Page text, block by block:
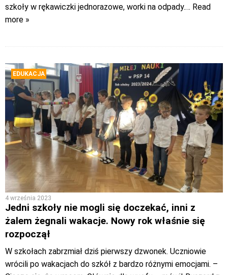
szkoły w rękawiczki jednorazowe, worki na odpady.… Read
more »
EDUKACJA
4 września 2023
Jedni szkoły nie mogli się doczekać, inni z
żalem żegnali wakacje. Nowy rok właśnie się
rozpoczął
W szkołach zabrzmiał dziś pierwszy dzwonek. Uczniowie
wrócili po wakacjach do szkół z bardzo różnymi emocjami. –